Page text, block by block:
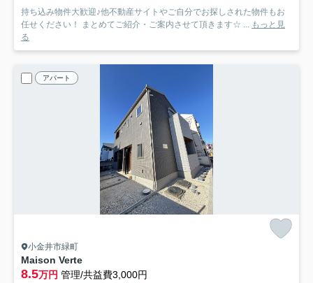
持ち込み物件大歓迎♪他不動産サイトやご自分でお探しされた物件もお
任せください！ まとめてご紹介・ご案内させて頂きます☆ ... もっと見
る
アパート
小金井市緑町
Maison Verte
8.5万円 管理/共益費3,000円